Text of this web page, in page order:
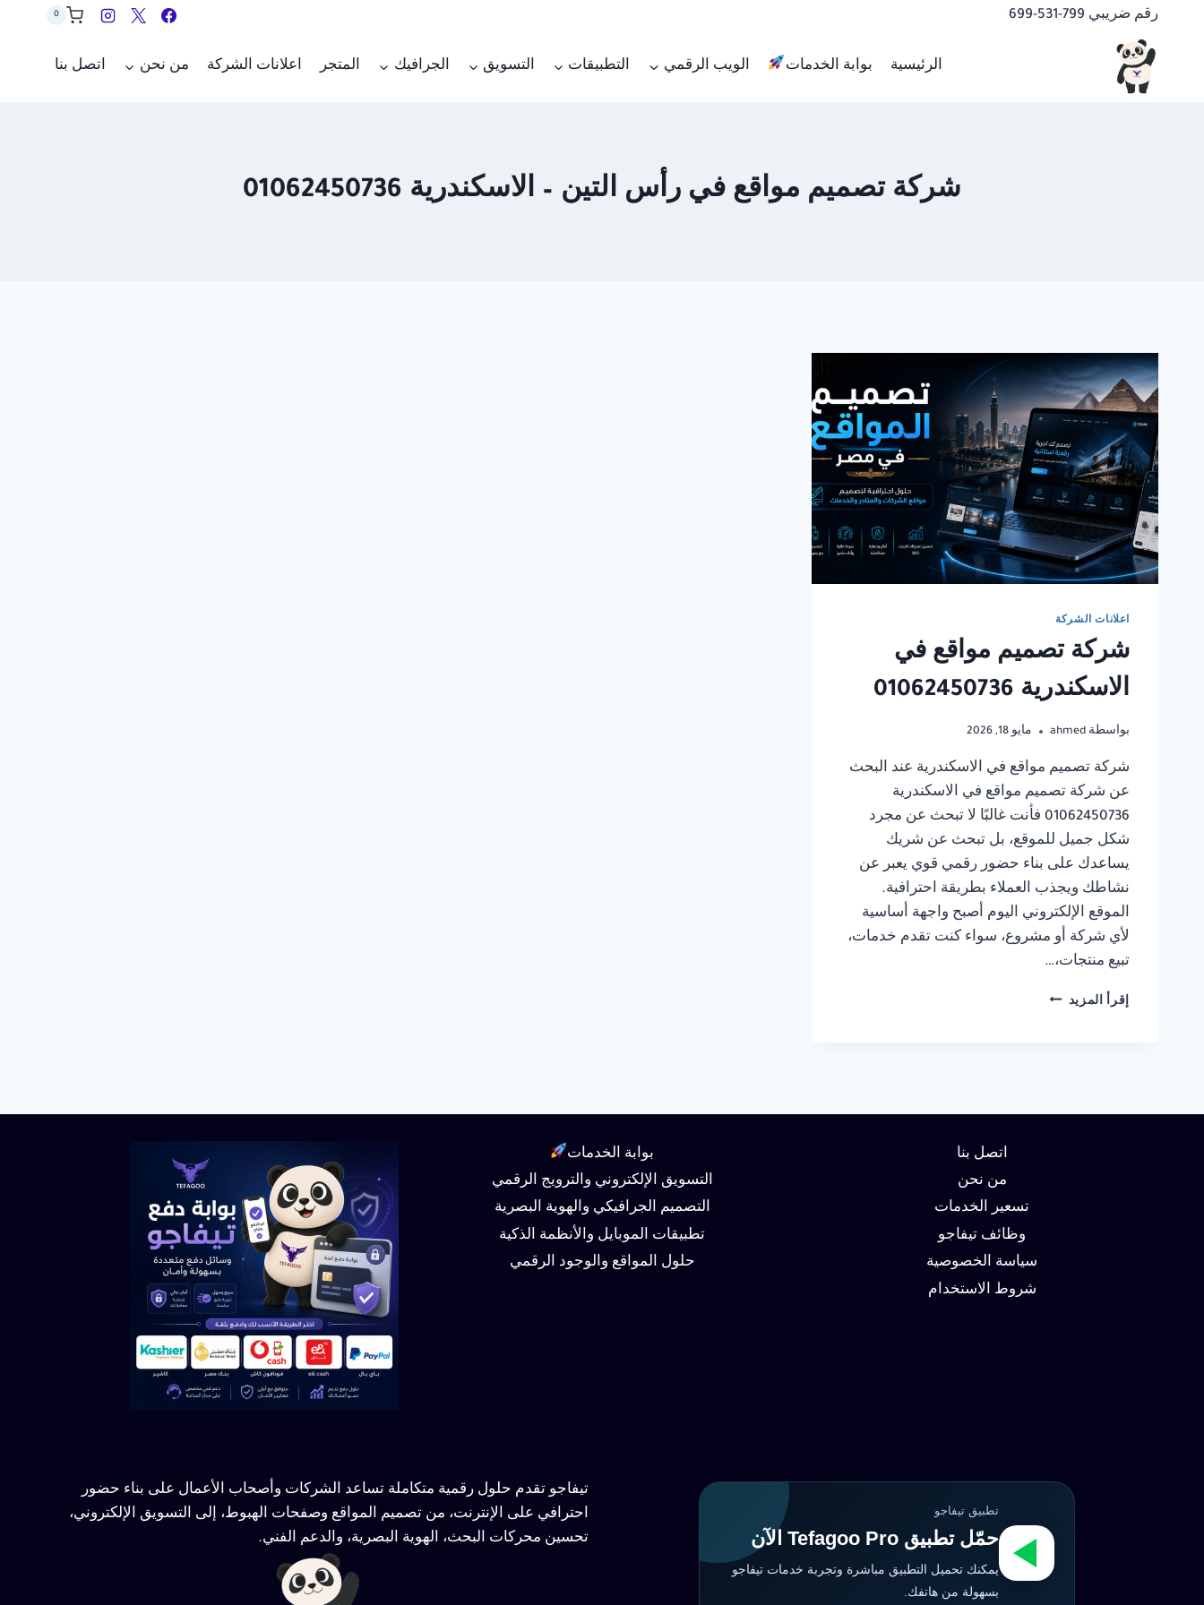
المحتوى
رقم ضريبي 799-531-699 0
الرئيسية بوابة الخدمات الويب الرقمي التطبيقات التسويق الجرافيك المتجر اعلانات الشركة من نحن اتصل بنا
شركة تصميم مواقع في رأس التين – الاسكندرية 01062450736
اعلانات الشركة
شركة تصميم مواقع في
الاسكندرية 01062450736
بواسطة ahmed مايو 18, 2026
شركة تصميم مواقع في الاسكندرية عند البحث
عن شركة تصميم مواقع في الاسكندرية
01062450736 فأنت غالبًا لا تبحث عن مجرد
شكل جميل للموقع، بل تبحث عن شريك
يساعدك على بناء حضور رقمي قوي يعبر عن
نشاطك ويجذب العملاء بطريقة احترافية.
الموقع الإلكتروني اليوم أصبح واجهة أساسية
لأي شركة أو مشروع، سواء كنت تقدم خدمات،
تبيع منتجات،…
إقرأ المزيد شركة
اتصل بنا
من نحن
تسعير الخدمات
وظائف تيفاجو
سياسة الخصوصية
شروط الاستخدام
بوابة الخدمات
التسويق الإلكتروني والترويج الرقمي
التصميم الجرافيكي والهوية البصرية
تطبيقات الموبايل والأنظمة الذكية
حلول المواقع والوجود الرقمي
تطبيق تيفاجو
حمّل تطبيق Tefagoo Pro الآن
يمكنك تحميل التطبيق مباشرة وتجربة خدمات تيفاجو
بسهولة من هاتفك.
تيفاجو تقدم حلول رقمية متكاملة تساعد الشركات وأصحاب الأعمال على بناء حضور
احترافي على الإنترنت، من تصميم المواقع وصفحات الهبوط، إلى التسويق الإلكتروني،
تحسين محركات البحث، الهوية البصرية، والدعم الفني.